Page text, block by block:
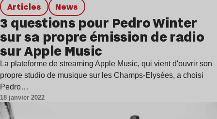
Articles news
3 questions pour Pedro Winter
sur sa propre émission de radio
sur Apple Music
La plateforme de streaming Apple Music, qui vient d'ouvrir son
propre studio de musique sur les Champs-Elysées, a choisi
Pedro…
18 janvier 2022